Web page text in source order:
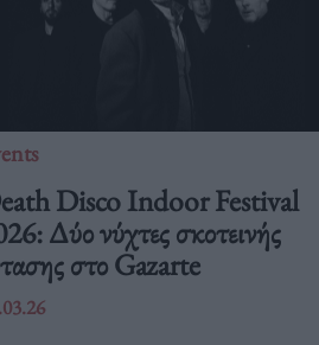
Disco Indoor Festival
Δύο νύχτες σκοτεινής
στο Gazarte